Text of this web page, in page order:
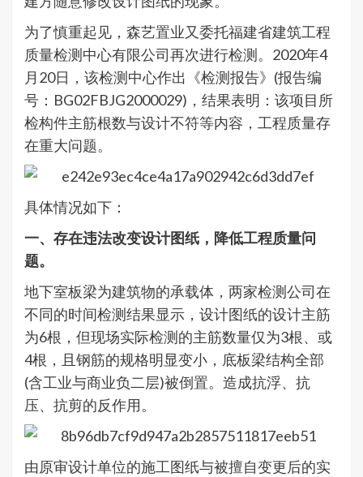
为了慎重起见，森艺置业又委托福建省建筑工程
质量检测中心有限公司再次进行检测。2020年4
月20日，该检测中心作出《检测报告》(报告编
号：BG02FBJG2000029)，结果表明：该项目所
检构件主筋根数与设计不符等内容，工程质量存
在重大问题。
具体情况如下：
一、存在违法改变设计图纸，降低工程质量问
题。
地下室板梁为建筑物的承载体，两家检测公司在
不同的时间检测结果显示，设计图纸的设计主筋
为6根，但现场实际检测的主筋数量仅为3根、或
4根，且钢筋的规格明显变小，底板梁结构全部
(含工业与商业负二层)被倒置。造成抗浮、抗
压、抗剪的反作用。
由原审设计单位的施工图纸与被擅自变更后的实